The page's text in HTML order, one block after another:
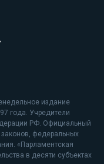
издание
года. Учредители
РФ. Официальный
федеральных
«Парламентская
в десяти субъектах